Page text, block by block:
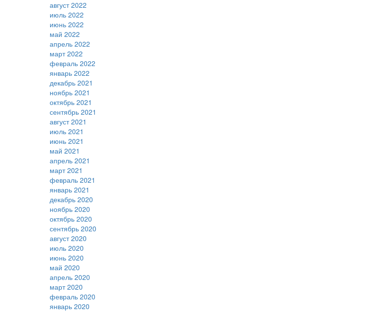
август 2022
июль 2022
июнь 2022
май 2022
апрель 2022
март 2022
февраль 2022
январь 2022
декабрь 2021
ноябрь 2021
октябрь 2021
сентябрь 2021
август 2021
июль 2021
июнь 2021
май 2021
апрель 2021
март 2021
февраль 2021
январь 2021
декабрь 2020
ноябрь 2020
октябрь 2020
сентябрь 2020
август 2020
июль 2020
июнь 2020
май 2020
апрель 2020
март 2020
февраль 2020
январь 2020